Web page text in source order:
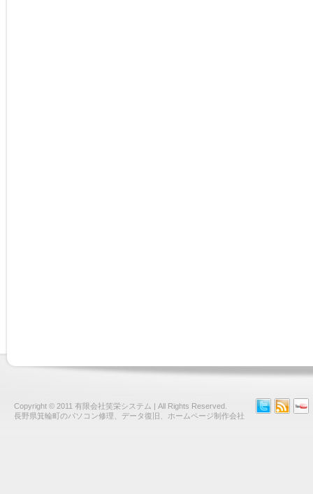
Copyright © 2011 有限会社笑栄システム | All Rights Reserved.
長野県箕輪町のパソコン修理、データ復旧、ホームページ制作会社